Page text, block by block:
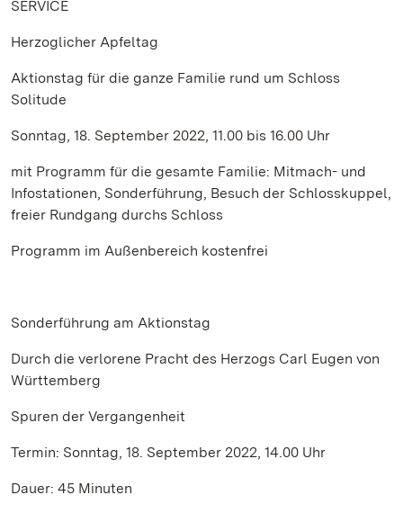
SERVICE
Herzoglicher Apfeltag
Aktionstag für die ganze Familie rund um Schloss
Solitude
Sonntag, 18. September 2022, 11.00 bis 16.00 Uhr
mit Programm für die gesamte Familie: Mitmach- und
Infostationen, Sonderführung, Besuch der Schlosskuppel,
freier Rundgang durchs Schloss
Programm im Außenbereich kostenfrei
Sonderführung am Aktionstag
Durch die verlorene Pracht des Herzogs Carl Eugen von
Württemberg
Spuren der Vergangenheit
Termin: Sonntag, 18. September 2022, 14.00 Uhr
Dauer: 45 Minuten